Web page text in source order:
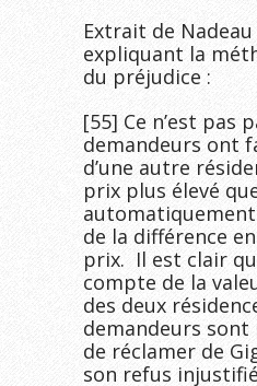
Extrait de Nadeau
expliquant la
du préjudice :
[55] Ce n’est pas
demandeurs ont
d’une autre
prix plus élevé
de la différence
prix. Il est clair
compte de la
des deux
demandeurs
de réclamer de
son refus